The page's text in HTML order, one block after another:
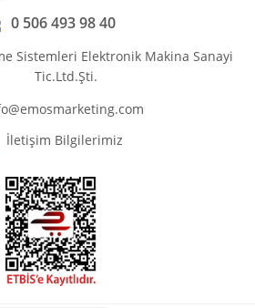
0 506 493 98 40
Sistemleri Elektronik Makina Sanayi
Tic.Ltd.Şti.
İletişim Bilgilerimiz